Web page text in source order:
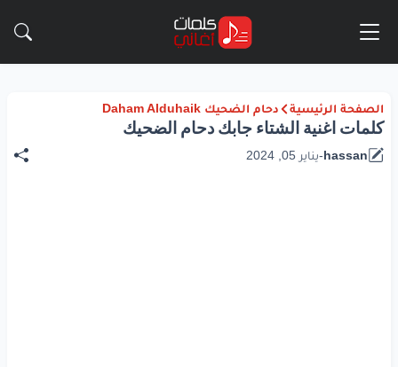
الصفحة الرئيسية دحام الضحيك Daham Alduhaik
كلمات اغنية الشتاء جابك دحام الضحيك
hassan
-يناير 05, 2024